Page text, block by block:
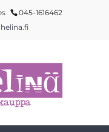
045-1616462